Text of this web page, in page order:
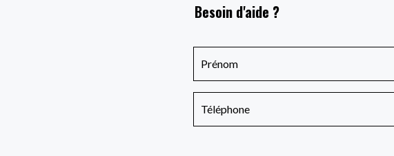
Besoin d'aide ?